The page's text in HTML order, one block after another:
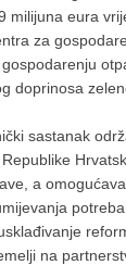
milijuna eura
za
doprinosa
sastanak
a
na